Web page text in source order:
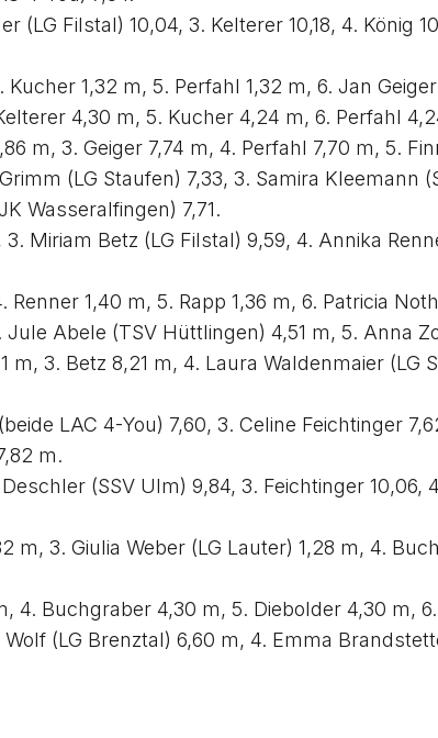
Filstal) 10,04, 3. Kelterer 10,18, 4. König
1,32 m, 5. Perfahl 1,32 m, 6. Jan
4,30 m, 5. Kucher 4,24 m, 6. Perfahl
m, 3. Geiger 7,74 m, 4. Perfahl 7,70 m, 5.
(LG Staufen) 7,33, 3. Samira Kleemann
Wasseralfingen) 7,71.
Miriam Betz (LG Filstal) 9,59, 4. Annika
1,40 m, 5. Rapp 1,36 m, 6. Patricia
Abele (TSV Hüttlingen) 4,51 m, 5. Anna
3. Betz 8,21 m, 4. Laura Waldenmaier (LG
LAC 4-You) 7,60, 3. Celine Feichtinger
m.
(SSV Ulm) 9,84, 3. Feichtinger 10,06,
m, 3. Giulia Weber (LG Lauter) 1,28 m, 4.
4. Buchgraber 4,30 m, 5. Diebolder 4,30 m,
(LG Brenztal) 6,60 m, 4. Emma